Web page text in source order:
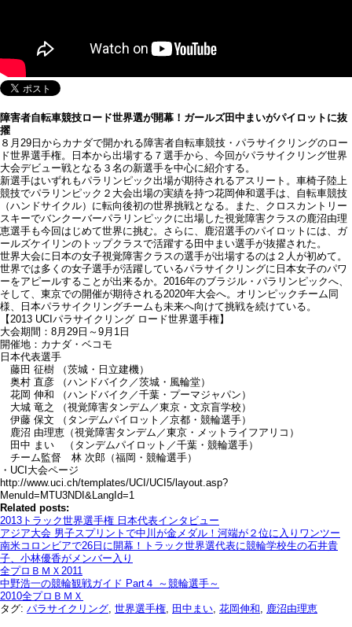
障害者自転車競技ロード世界選が開幕！ガールズ田中まいがパイロットに抜
擢
８月29日からカナダで開かれる障害者自転車競技・パラサイクリングのロー
ド世界選手権。日本から出場する７選手から、今回がパラサイクリング世界
大会デビュー戦となる３名の新選手を中心に紹介する。
新選手はいずれもパラリンピック出場が期待されるアスリート。車椅子陸上
競技でパラリンピック２大会出場の実績を持つ花岡伸和選手は、自転車競技
（ハンドサイクル）に転向後初の世界挑戦となる。また、クロスカントリー
スキーでバンクーバーパラリンピックに出場した視覚障害クラスの鹿沼由理
恵選手も今回はじめて世界に挑む。さらに、鹿沼選手のパイロットには、ガ
ールズケイリンのトップクラスで活躍する田中まい選手が抜擢された。
世界大会に日本の女子視覚障害クラスの選手が出場するのは２人が初めて。
世界では多くの女子選手が活躍しているパラサイクリングに日本女子のパワ
ーをアピールすることが出来るか。2016年のブラジル・パラリンピックへ、
そして、東京での開催が期待される2020年大会へ。オリンピックチーム同
様、日本パラサイクリングチームも未来へ向けて挑戦を続けている。
【2013 UCIパラサイクリング ロード世界選手権】
大会期間：8月29日～9月1日
開催地：カナダ・ベコモ
日本代表選手
藤田 征樹 （茨城・日立建機）
奥村 直彦 （ハンドバイク／茨城・風輪堂）
花岡 伸和 （ハンドバイク／千葉・プーマジャパン）
大城 竜之 （視覚障害タンデム／東京・文京盲学校）
伊藤 保文 （タンデムパイロット／京都・競輪選手）
鹿沼 由理恵（視覚障害タンデム／東京・メットライフアリコ）
田中 まい （タンデムパイロット／千葉・競輪選手）
チーム監督 林 次郎（福岡・競輪選手）
・UCI大会ページ
http://www.uci.ch/templates/UCI/UCI5/layout.asp?
MenuId=MTU3NDI&LangId=1
Related posts:
2013トラック世界選手権 日本代表インタビュー
アジア大会 男子スプリントで中川が金メダル！河端が２位に入りワンツー
南米コロンビアで26日に開幕！トラック世界選代表に競輪学校生の石井貴
子、小林優香がメンバー入り
全プロＢＭＸ2011
中野浩一の競輪観戦ガイド Part４ ～競輪選手～
2010全プロＢＭＸ
タグ: パラサイクリング, 世界選手権, 田中まい, 花岡伸和, 鹿沼由理恵